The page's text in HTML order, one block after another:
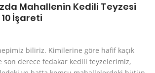
Mahallenin Kedili Teyzesi
10 İşareti
hepimiz biliriz. Kimilerine göre hafif kaçık
son derece fedakar kedili teyzelerimiz,